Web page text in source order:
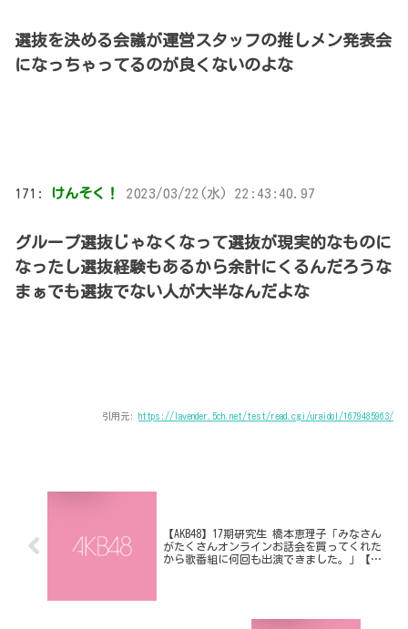
選抜を決める会議が運営スタッフの推しメン発表会
になっちゃってるのが良くないのよな
171: けんそく！ 2023/03/22(水) 22:43:40.97
グループ選抜じゃなくなって選抜が現実的なものに
なったし選抜経験もあるから余計にくるんだろうな
まぁでも選抜でない人が大半なんだよな
引用元: https://lavender.5ch.net/test/read.cgi/uraidol/1679485963/
【AKB48】17期研究生 橋本恵理子「みなさん
がたくさんオンラインお話会を買ってくれた
から歌番組に何回も出演できました。」【え